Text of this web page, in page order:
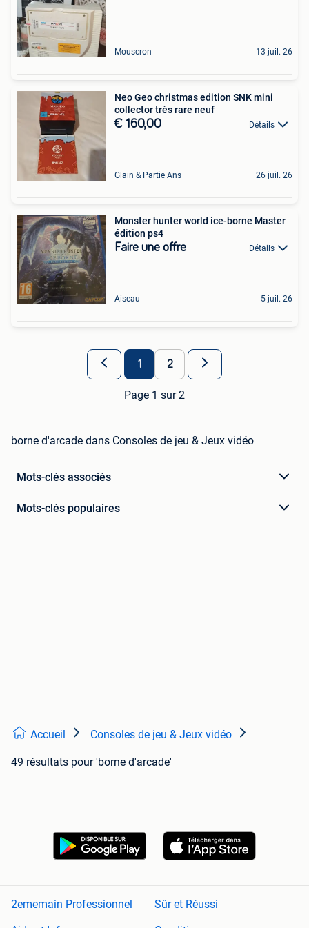
Mouscron 13 juil. 26
Neo Geo christmas edition SNK mini
collector très rare neuf
€ 160,00 Détails
Glain & Partie Ans 26 juil. 26
Monster hunter world ice-borne Master
édition ps4
Faire une offre Détails
Aiseau 5 juil. 26
1 2
Page 1 sur 2
borne d'arcade dans Consoles de jeu & Jeux vidéo
Mots-clés associés
Mots-clés populaires
Accueil Consoles de jeu & Jeux vidéo
49 résultats pour 'borne d'arcade'
2ememain Professionnel
Sûr et Réussi